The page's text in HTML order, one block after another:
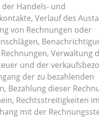
Handels- und
Verlauf des
von Rechnungen oder
Verwaltung
und der
der zu bezahlenden
Bezahlung dieser
Rechtsstreitigkeiten im
mit der